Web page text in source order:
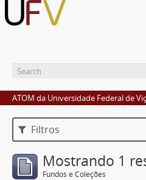
ATOM da Universidade Federal de
Filtros
Mostrando 1
Fundos e Coleções